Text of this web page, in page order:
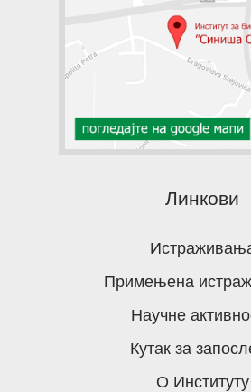
Линкови
Примењена
Научне
Кутак за
О Институту